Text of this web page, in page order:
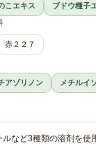
こエキス
ブドウ種子
赤２２７
アゾリノン メチルイ
など3種類の溶剤を使